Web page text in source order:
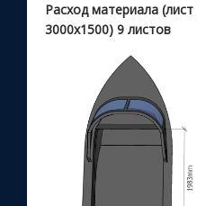
Расход материала
3000х1500) 9 листов